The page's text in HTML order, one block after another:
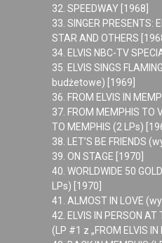
32. SPEEDWAY [1968]
33. SINGER PRESENTS:
STAR AND OTHERS
34. ELVIS NBC-TV
35. ELVIS SINGS
budżetowe) [1969]
36. FROM ELVIS IN
37. FROM MEMPHIS TO
TO MEMPHIS (2 LPs)
38. LET’S BE FRIENDS
39. ON STAGE [1970]
40. WORLDWIDE 50
LPs) [1970]
41. ALMOST IN LOVE
42. ELVIS IN PERSON AT
(LP #1 z „FROM ELVIS